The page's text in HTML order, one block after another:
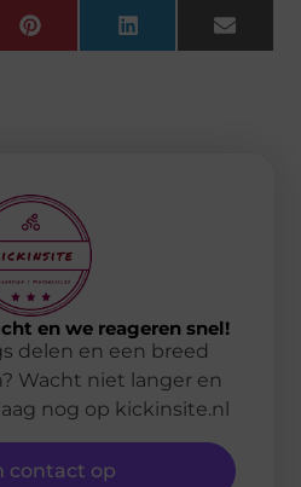
PinterestLinkedIn Email
en we reageren snel!
delen en een breed
Wacht niet langer en
nog op kickinsite.nl
contact op